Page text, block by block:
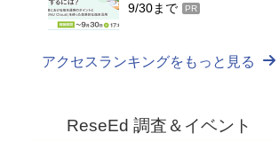
9/30まで
PR
アクセスランキングをもっと見る
ReseEd 調査＆イベント